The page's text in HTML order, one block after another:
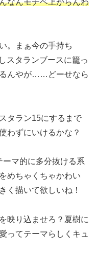
なんモチベ上がらんわ
。まぁ今の手持ち
スタランブースに籠っ
んやが……どーせなら
タラン15にするまで
わずにいけるかな？
マ的に多分抜ける系
めちゃくちゃかわい
く描いて欲しいね！
映り込ませろ？夏樹に
ってテーマらしくキュ